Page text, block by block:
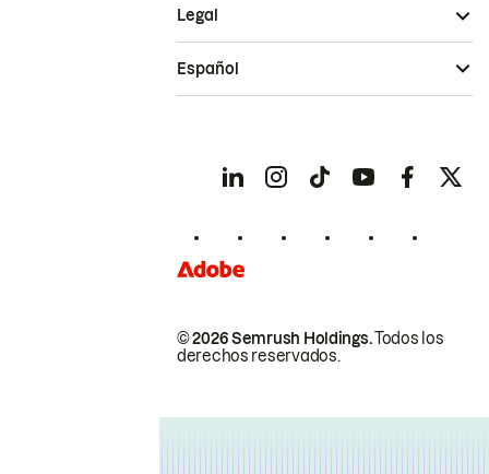
© 2026 Semrush Holdings.Todos los
derechos reservados.
Legal
Español